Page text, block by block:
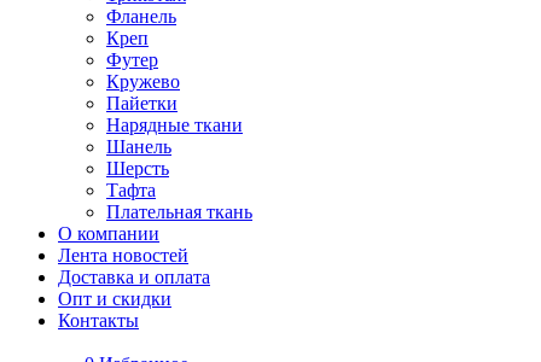
Фланель
Креп
Футер
Кружево
Пайетки
Нарядные ткани
Шанель
Шерсть
Тафта
Плательная ткань
О компании
Лента новостей
Доставка и оплата
Опт и скидки
Контакты